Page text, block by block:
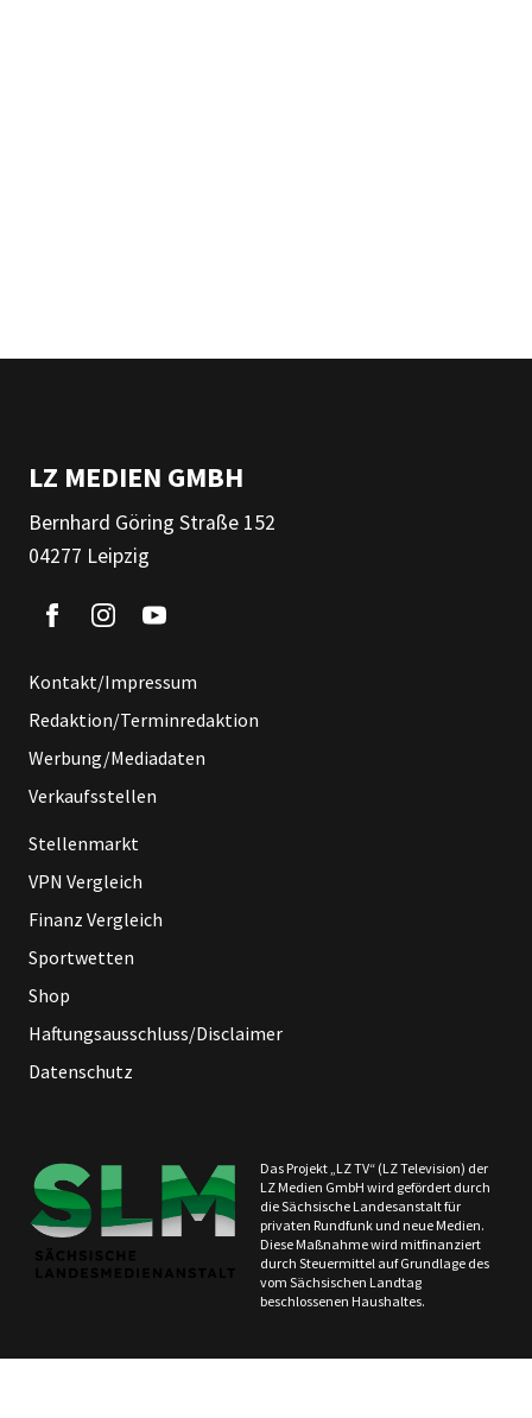
LZ MEDIEN GMBH
Bernhard Göring Straße 152
04277 Leipzig
Kontakt/Impressum
Redaktion/Terminredaktion
Werbung/Mediadaten
Verkaufsstellen
Stellenmarkt
VPN Vergleich
Finanz Vergleich
Sportwetten
Shop
Haftungsausschluss/Disclaimer
Datenschutz
Das Projekt „LZ TV“ (LZ Television) der
LZ Medien GmbH wird gefördert durch
die Sächsische Landesanstalt für
privaten Rundfunk und neue Medien.
Diese Maßnahme wird mitfinanziert
durch Steuermittel auf Grundlage des
vom Sächsischen Landtag
beschlossenen Haushaltes.